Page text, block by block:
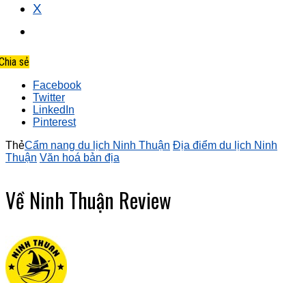
X
sẻ
Facebook
Twitter
LinkedIn
Pinterest
ThẻCẩm nang du lịch Ninh Thuận Địa điểm du lịch Ninh
Thuận Văn hoá bản địa
Về Ninh Thuận Review